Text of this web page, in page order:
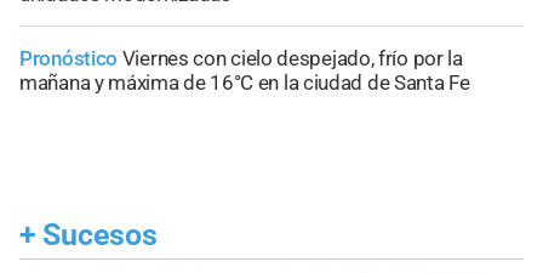
Pronóstico Viernes con cielo despejado, frío por la
mañana y máxima de 16°C en la ciudad de Santa Fe
+ Sucesos